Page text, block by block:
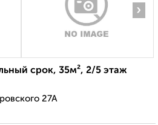
›
срок, 35м², 2/5 этаж
27А